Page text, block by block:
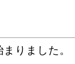
りました。